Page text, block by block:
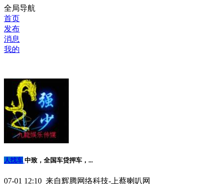
全局导航
首页
发布
消息
我的
人找车 中致，全国车贷押车，...
07-01 12:10 来自辉腾网络科技-上蔡喇叭网